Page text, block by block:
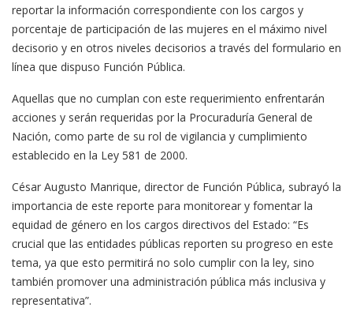
reportar la información correspondiente con los cargos y
porcentaje de participación de las mujeres en el máximo nivel
decisorio y en otros niveles decisorios a través del formulario en
línea que dispuso Función Pública.
Aquellas que no cumplan con este requerimiento enfrentarán
acciones y serán requeridas por la Procuraduría General de
Nación, como parte de su rol de vigilancia y cumplimiento
establecido en la Ley 581 de 2000.
César Augusto Manrique, director de Función Pública, subrayó la
importancia de este reporte para monitorear y fomentar la
equidad de género en los cargos directivos del Estado: “Es
crucial que las entidades públicas reporten su progreso en este
tema, ya que esto permitirá no solo cumplir con la ley, sino
también promover una administración pública más inclusiva y
representativa”.